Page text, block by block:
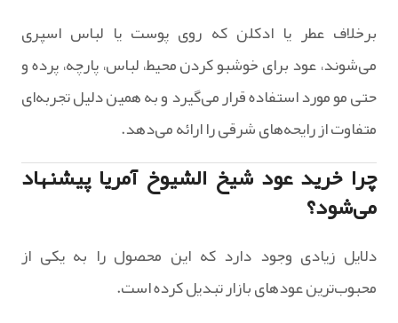
برخلاف عطر یا ادکلن که روی پوست یا لباس اسپری
می‌شوند، عود برای خوشبو کردن محیط، لباس، پارچه، پرده و
حتی مو مورد استفاده قرار می‌گیرد و به همین دلیل تجربه‌ای
متفاوت از رایحه‌های شرقی را ارائه می‌دهد.
چرا خرید عود شیخ الشیوخ آمریا پیشنهاد
می‌شود؟
دلایل زیادی وجود دارد که این محصول را به یکی از
محبوب‌ترین عودهای بازار تبدیل کرده است.